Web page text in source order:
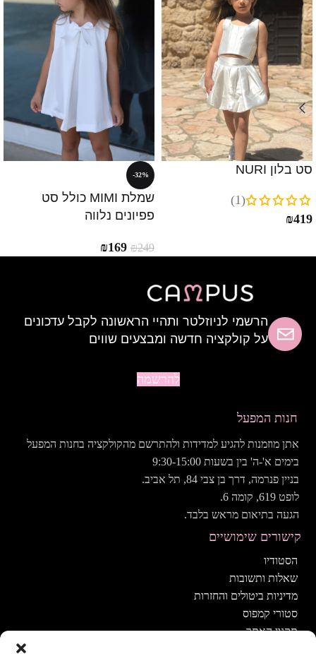
סט בלון NURI
(1)
₪419
-32%
שמלת MIMI כולל סט
פפיונים נלווה
₪249
₪169
הרשמי לניוזלטר ותהיי הראשונה לקבל עדכונים
על קולקציה חדשה ומבצעים שווים
להרשמה
חנות המפעל
אתן מוזמנות להגיע למדידות ולהתרשם מהקולקציה בחנות המפעל
בימים א'-ה' בין בשעות 9:30-15:00
בניין פנרמה, דרך בן צבי 84, תל אביב.
לופט 619, קומה 6.
הגעה בתיאום מראש בלבד.
קישורים שימושיים
הסטודיו
שאלות ותשובות
מדיניות ביטולים והחזרות
סטורי קמפוס
תקנון האתר